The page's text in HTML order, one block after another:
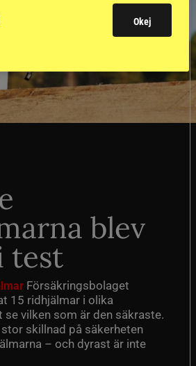
blev
test
Försäkringsbolaget
15 ridhjälmar i olika
vilken som är den säkraste.
skillnad på säkerheten
– och dyrast är inte
Okej